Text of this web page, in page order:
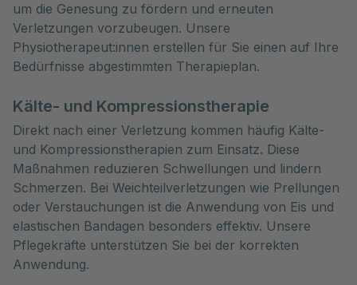
um die Genesung zu fördern und erneuten
Verletzungen vorzubeugen. Unsere
Physiotherapeut:innen erstellen für Sie einen auf Ihre
Bedürfnisse abgestimmten Therapieplan.
Kälte- und Kompressionstherapie
Direkt nach einer Verletzung kommen häufig Kälte-
und Kompressionstherapien zum Einsatz. Diese
Maßnahmen reduzieren Schwellungen und lindern
Schmerzen. Bei Weichteilverletzungen wie Prellungen
oder Verstauchungen ist die Anwendung von Eis und
elastischen Bandagen besonders effektiv. Unsere
Pflegekräfte unterstützen Sie bei der korrekten
Anwendung.